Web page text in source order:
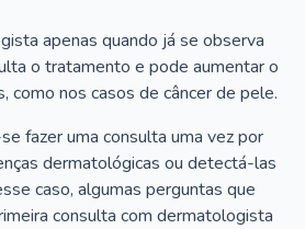
apenas quando já se observa
o tratamento e pode aumentar o
como nos casos de câncer de pele.
fazer uma consulta uma vez por
dermatológicas ou detectá-las
caso, algumas perguntas que
consulta com dermatologista